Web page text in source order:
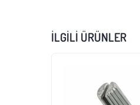
İLGILI ÜRÜNLER